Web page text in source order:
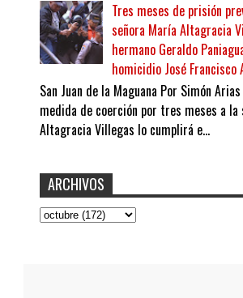
Tres meses de prisión
señora María Altagracia
hermano Geraldo
homicidio José Francisco
San Juan de la Maguana Por Simón Arias
medida de coerción por tres meses a la
Altagracia Villegas lo cumplirá e...
ARCHIVOS